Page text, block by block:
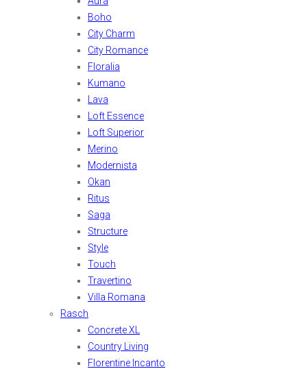
Boho
City Charm
City Romance
Floralia
Kumano
Lava
Loft Essence
Loft Superior
Merino
Modernista
Okan
Ritus
Saga
Structure
Style
Touch
Travertino
Villa Romana
Rasch
Concrete XL
Country Living
Florentine Incanto